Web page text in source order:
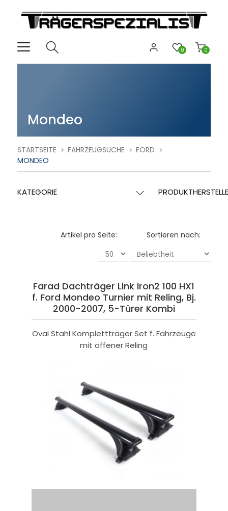
0
0
Mondeo
STARTSEITE FAHRZEUGSUCHE
FORD
MONDEO
KATEGORIE
Sortieren nach:
Artikel pro Seite:
Farad Dachträger Link Iron2 100 HX1
f. Ford Mondeo Turnier mit Reling, Bj.
2000-2007, 5-Türer Kombi
Oval Stahl Komplettträger Set f. Fahrzeuge
mit offener Reling